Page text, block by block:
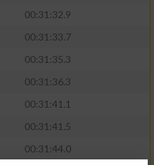
00:31:32.9
00:31:33.7
00:31:35.3
00:31:36.3
00:31:41.1
00:31:41.5
00:31:44.0